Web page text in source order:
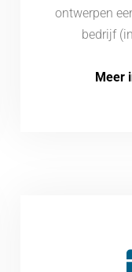
ontwerpen
bedrijf
Meer